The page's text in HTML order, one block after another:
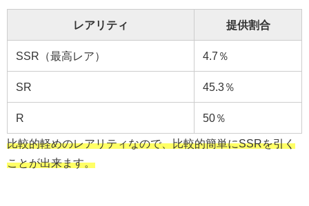
レアリティ 提供割合
SSR（最高レア） 4.7％
SR 45.3％
R 50％
比較的軽めのレアリティなので、比較的簡単にSSRを引く
ことが出来ます。